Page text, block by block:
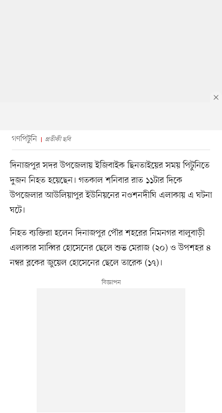
গণপিটুনি প্রতীকী ছবি
দিনাজপুর সদর উপজেলায় ইজিবাইক ছিনতাইয়ের সময় পিটুনিতে
দুজন নিহত হয়েছেন। গতকাল শনিবার রাত ১১টার দিকে
উপজেলার আউলিয়াপুর ইউনিয়নের নওশনদীঘি এলাকায় এ ঘটনা
ঘটে।
নিহত ব্যক্তিরা হলেন দিনাজপুর পৌর শহরের নিমনগর বালুবাড়ী
এলাকার সাব্বির হোসেনের ছেলে শুভ মেরাজ (২০) ও উপশহর ৪
নম্বর ব্লকের জুয়েল হোসেনের ছেলে তারেক (১৭)।